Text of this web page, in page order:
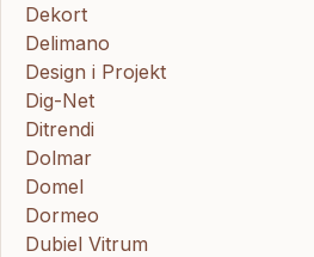
Dekort
Delimano
Design i Projekt
Dig-Net
Ditrendi
Dolmar
Domel
Dormeo
Dubiel Vitrum